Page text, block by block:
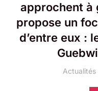
approchent à
propose un
d’entre eux :
Actualités